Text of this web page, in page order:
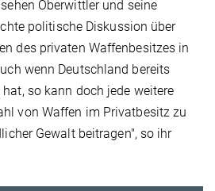
Oberwittler und seine
politische Diskussion über
des privaten Waffenbesitzes in
wenn Deutschland bereits
so kann doch jede weitere
von Waffen im Privatbesitz zu
Gewalt beitragen", so ihr